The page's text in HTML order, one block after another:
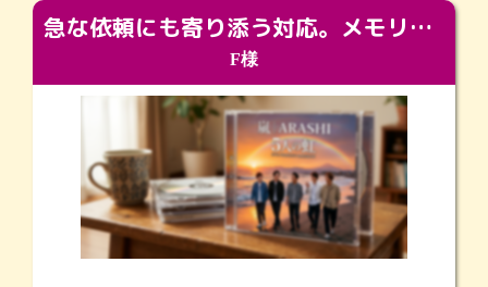
急な依頼にも寄り添う対応。メモリアルコーナーで振り返る大切な日々
F様